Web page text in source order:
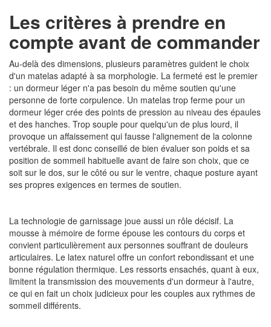
Les critères à prendre en
compte avant de commander
Au-delà des dimensions, plusieurs paramètres guident le choix
d'un matelas adapté à sa morphologie. La fermeté est le premier
: un dormeur léger n'a pas besoin du même soutien qu'une
personne de forte corpulence. Un matelas trop ferme pour un
dormeur léger crée des points de pression au niveau des épaules
et des hanches. Trop souple pour quelqu'un de plus lourd, il
provoque un affaissement qui fausse l'alignement de la colonne
vertébrale. Il est donc conseillé de bien évaluer son poids et sa
position de sommeil habituelle avant de faire son choix, que ce
soit sur le dos, sur le côté ou sur le ventre, chaque posture ayant
ses propres exigences en termes de soutien.
La technologie de garnissage joue aussi un rôle décisif. La
mousse à mémoire de forme épouse les contours du corps et
convient particulièrement aux personnes souffrant de douleurs
articulaires. Le latex naturel offre un confort rebondissant et une
bonne régulation thermique. Les ressorts ensachés, quant à eux,
limitent la transmission des mouvements d'un dormeur à l'autre,
ce qui en fait un choix judicieux pour les couples aux rythmes de
sommeil différents.